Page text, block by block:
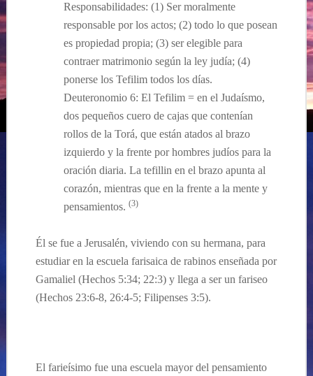
Responsabilidades: (1) Ser moralmente
responsable por los actos; (2) todo lo que posean
es propiedad propia; (3) ser elegible para
contraer matrimonio según la ley judía; (4)
ponerse los Tefilim todos los días.
Deuteronomio 6: El Tefilim = en el Judaísmo,
dos pequeños cuero de cajas que contenían
rollos de la Torá, que están atados al brazo
izquierdo y la frente por hombres judíos para la
oración diaria. La tefillin en el brazo apunta al
corazón, mientras que en la frente a la mente y
pensamientos. (3)
Él se fue a Jerusalén, viviendo con su hermana, para
estudiar en la escuela farisaica de rabinos enseñada por
Gamaliel (Hechos 5:34; 22:3) y llega a ser un fariseo
(Hechos 23:6-8, 26:4-5; Filipenses 3:5).
El farieísimo fue una escuela mayor del pensamiento